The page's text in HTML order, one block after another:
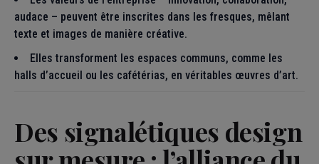
audace – peuvent être inscrites dans les fresques, mêlant
texte et images de manière créative.
Elles transforment les espaces communs, comme les
halls d’accueil ou les cafétérias, en véritables œuvres d’art.
Des signalétiques design